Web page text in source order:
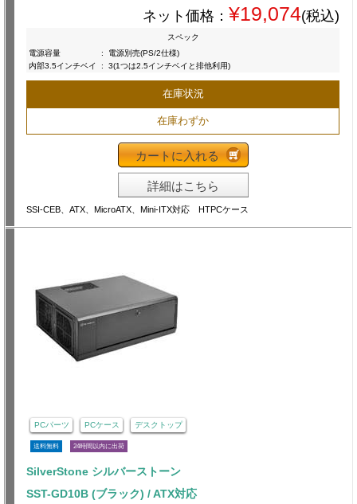
ネット価格： ¥19,074(税込)
スペック
電源容量
:
電源別売(PS/2仕様)
内部3.5インチベイ
: 3(1つは2.5インチベイと排他利用)
在庫状況
在庫わずか
カートに入れる
詳細はこちら
SSI-CEB、ATX、MicroATX、Mini-ITX対応 HTPCケース
PCパーツ PCケース デスクトップ
送料無料 24時間以内に出荷
SilverStone シルバーストーン
SST-GD10B (ブラック) / ATX対応